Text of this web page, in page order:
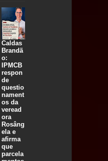
Caldas
Brandã
o:
IPMCB
respon
de
questio
nament
os da
veread
ora
Rosâng
ela e
afirma
que
parcela